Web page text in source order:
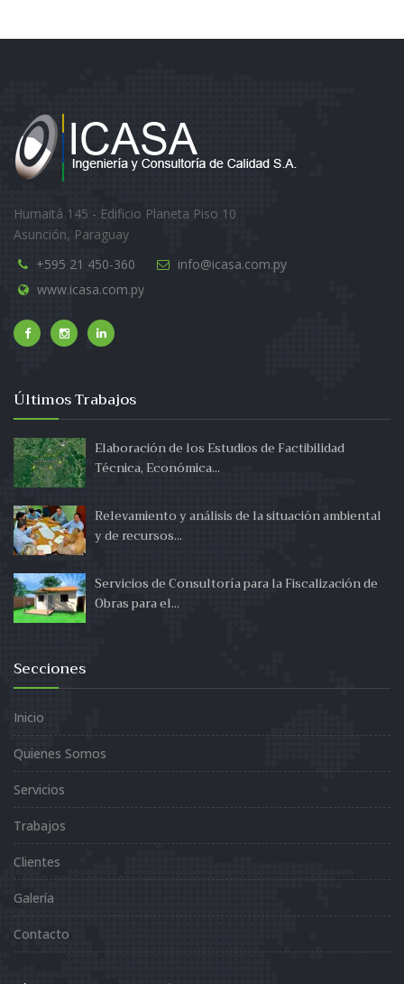
Humaitá 145 - Edificio Planeta Piso 10
Asunción, Paraguay
+595 21 450-360
info@icasa.com.py
www.icasa.com.py
Últimos Trabajos
Elaboración de los Estudios de Factibilidad
Técnica, Económica...
Relevamiento y análisis de la situación ambiental
y de recursos...
Servicios de Consultoría para la Fiscalización de
Obras para el...
Secciones
Inicio
Quienes Somos
Servicios
Trabajos
Clientes
Galería
Contacto